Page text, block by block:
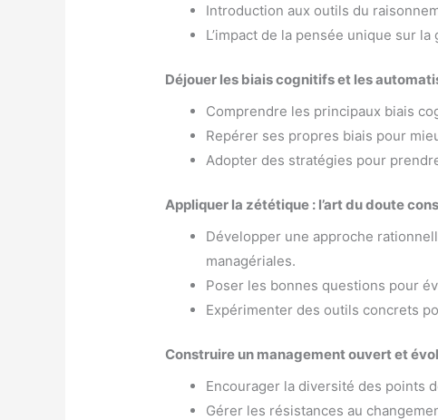
Introduction aux outils du
L’impact de la pensée unique sur
Déjouer les biais cognitifs et les
Comprendre les principaux biais
Repérer ses propres biais pour
Adopter des stratégies pour
Appliquer la zététique : l’art du doute
Développer une approche
managériales.
Poser les bonnes questions pour
Expérimenter des outils concrets
Construire un management ouvert et
Encourager la diversité des points
Gérer les résistances au